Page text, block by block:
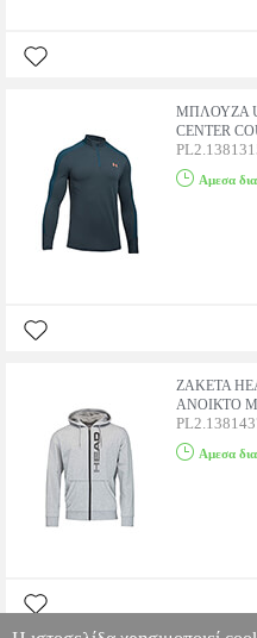
ΜΠΛΟΥΖΑ
CENTER
Αμεσα
ΖΑΚΕΤΑ
ΑΝΟΙΚΤΟ
Αμεσα